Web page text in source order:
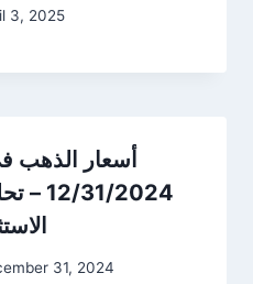
3, 2025
أسعار الذهب
12/
31, 2024